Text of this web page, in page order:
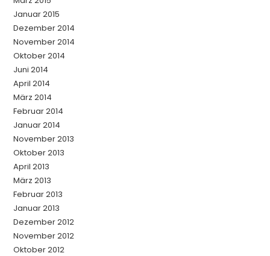
Januar 2015
Dezember 2014
November 2014
Oktober 2014
Juni 2014
April 2014
März 2014
Februar 2014
Januar 2014
November 2013
Oktober 2013
April 2013
März 2013
Februar 2013
Januar 2013
Dezember 2012
November 2012
Oktober 2012